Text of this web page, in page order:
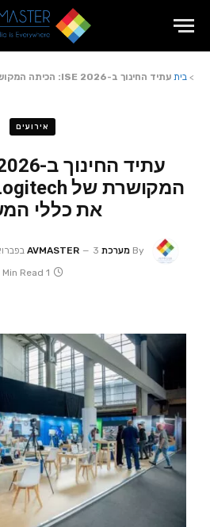
> בית עתיד החינוך ב-ISE 2026: הכיתה המקושרת של Logitech חוזרת לשנות את כללי המשחק
אירועים
את כללי
By מערכת AVMASTER 3 בפברואר 2026
1 Min Read